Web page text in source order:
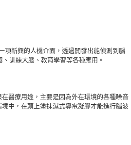
項新興的人機介面，透過開發出能偵測到腦
訓練大腦、教育學習等各種應用。
醫療用途，主要是因為外在環境的各種噪音
中，在頭上塗抹濕式導電凝膠才能進行腦波